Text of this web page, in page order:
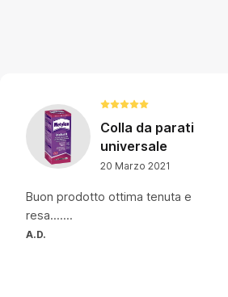
Colla da parati
universale
20 Marzo 2021
Buon prodotto ottima tenuta e
resa.......
A.D.